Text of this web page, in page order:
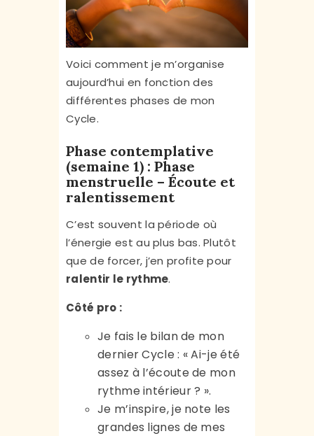
Voici comment je m’organise
aujourd’hui en fonction des
différentes phases de mon
Cycle.
Phase contemplative
(semaine 1) : Phase
menstruelle – Écoute et
ralentissement
C’est souvent la période où
l’énergie est au plus bas. Plutôt
que de forcer, j’en profite pour
ralentir le rythme.
Côté pro :
Je fais le bilan de mon
dernier Cycle : « Ai-je été
assez à l’écoute de mon
rythme intérieur ? ».
Je m’inspire, je note les
grandes lignes de mes